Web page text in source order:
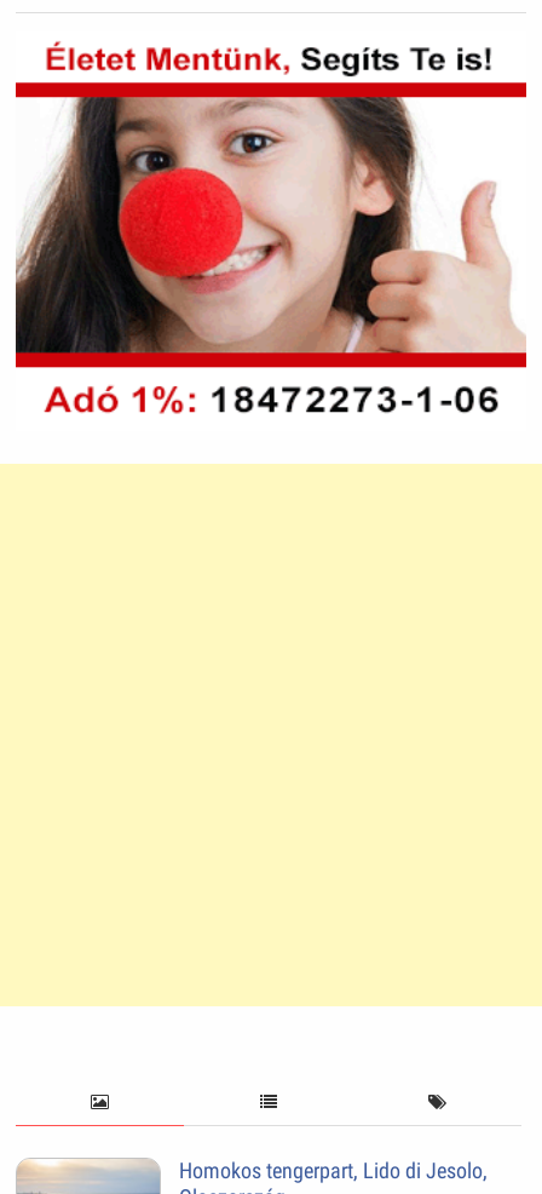
Homokos tengerpart, Lido di Jesolo,